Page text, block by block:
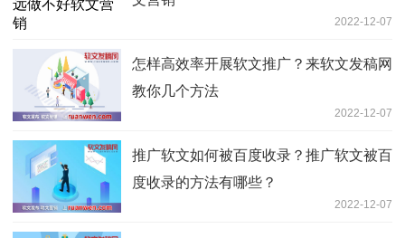
2022-12-07
怎样高效率开展软文推广？来软文发稿网
教你几个方法
2022-12-07
推广软文如何被百度收录？推广软文被百
度收录的方法有哪些？
2022-12-07